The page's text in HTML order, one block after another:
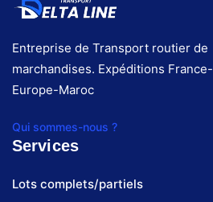
Entreprise de Transport routier de
marchandises. Expéditions France-
Europe-Maroc
Qui sommes-nous ?
Services
Lots complets/partiels